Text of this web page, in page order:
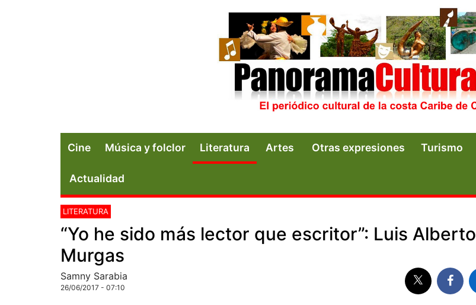
Cine Música y folclor Literatura Artes Otras expresiones Turismo
Actualidad
LITERATURA
“Yo he sido más lector que escritor”: Luis Alberto
Murgas
Samny Sarabia
26/06/2017 - 07:10